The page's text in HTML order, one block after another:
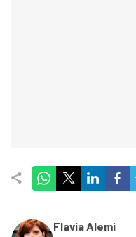
Flavia Alemi